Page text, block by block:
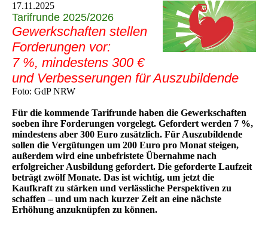
17.11.2025
Tarifrunde 2025/2026
Gewerkschaften stellen
Forderungen vor:
7 %, mindestens 300 €
und Verbesserungen für Auszubildende
Foto: GdP NRW
Für die kommende Tarifrunde haben die Gewerkschaften
soeben ihre Forderungen vorgelegt. Gefordert werden 7 %,
mindestens aber 300 Euro zusätzlich. Für Auszubildende
sollen die Vergütungen um 200 Euro pro Monat steigen,
außerdem wird eine unbefristete Übernahme nach
erfolgreicher Ausbildung gefordert. Die geforderte Laufzeit
beträgt zwölf Monate. Das ist wichtig, um jetzt die
Kaufkraft zu stärken und verlässliche Perspektiven zu
schaffen – und um nach kurzer Zeit an eine nächste
Erhöhung anzuknüpfen zu können.